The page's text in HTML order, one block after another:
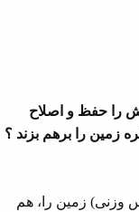
را حفظ و اصلاح
زمین را برهم بزند ؟
وزنی) زمین را، هم